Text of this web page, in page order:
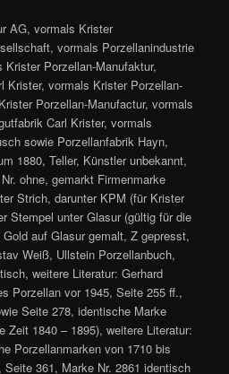
AG, vormals Krister
vormals Porzellanindustrie
Porzellan-Manufaktur,
Krister, vormals Krister Porzellan-
Porzellan-Manufactur, vormals
Carl Krister, vormals
sowie Porzellanfabrik Hayn,
1880, Teller, Künstler unbekannt,
ohne, gemarkt Firmenmarke
Strich, darunter KPM (für Krister
Stempel unter Glasur (gültig für die
auf Glasur gemalt, Z gepresst,
Weiß, Ullstein Porzellanbuch,
weitere Literatur: Gerhard
Porzellan vor 1945, Seite 255 ff.,
Seite 278, identische Marke
Zeit 1840 – 1895), weitere Literatur:
Porzellanmarken von 1710 bis
Seite 361, Marke Nr. 2861 identisch